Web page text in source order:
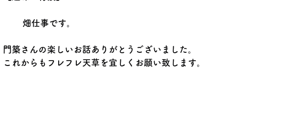
畑仕事です。
門築さんの楽しいお話ありがとうございました。
これからもフレフレ天草を宜しくお願い致します。